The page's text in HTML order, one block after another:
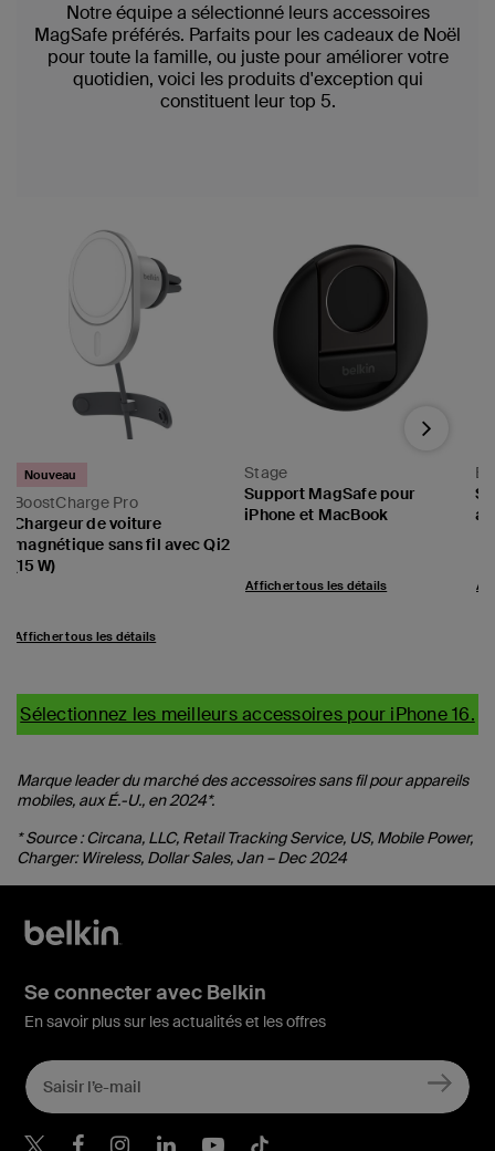
Notre équipe a sélectionné leurs accessoires
MagSafe préférés. Parfaits pour les cadeaux de Noël
pour toute la famille, ou juste pour améliorer votre
quotidien, voici les produits d'exception qui
constituent leur top 5.
Stage
Support MagSafe pour
iPhone et MacBook
Price:
BoostCharge Pro
Station de recharge 2-en-1
avec Qi2 (15 W)
Afficher tous les détails
Next
Sélectionnez les meilleurs accessoires pour iPhone 16.
Marque leader du marché des accessoires sans fil pour appareils
mobiles, aux É.-U., en 2024*.
* Source : Circana, LLC, Retail Tracking Service, US, Mobile Power,
Charger: Wireless, Dollar Sales, Jan – Dec 2024
Se connecter avec Belkin
En savoir plus sur les actualités et les offres
Belkin Twitter
Belkin Facebook
Belkin Instagram
Belkin LinkedIn
Belkin Youtube
Belkin TikTok